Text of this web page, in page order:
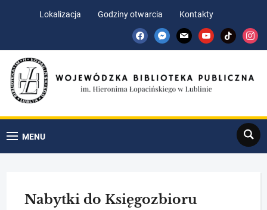
Lokalizacja Godziny otwarcia
Kontakty
facebookmessenger
mail youtubetiktok
MENU
Search
Nabytki do Księgozbioru